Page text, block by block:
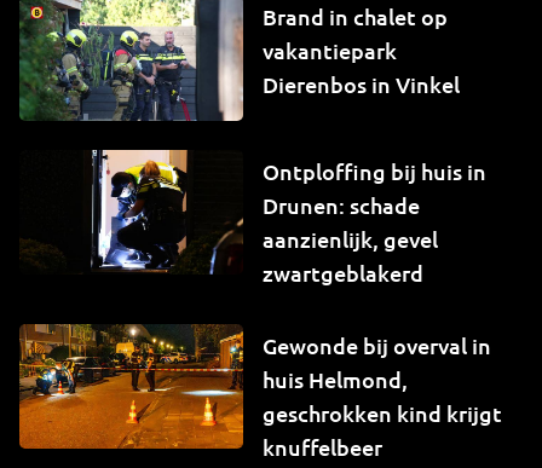
Brand in chalet op
vakantiepark
Dierenbos in Vinkel
Ontploffing bij huis in
Drunen: schade
aanzienlijk, gevel
zwartgeblakerd
Gewonde bij overval in
huis Helmond,
geschrokken kind krijgt
knuffelbeer